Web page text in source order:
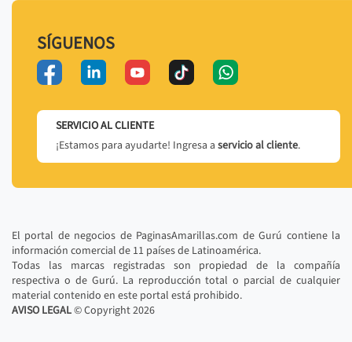
SÍGUENOS
SERVICIO AL CLIENTE
¡Estamos para ayudarte! Ingresa a servicio al cliente.
El portal de negocios de PaginasAmarillas.com de Gurú contiene la
información comercial de 11 países de Latinoamérica.
Todas las marcas registradas son propiedad de la compañía
respectiva o de Gurú. La reproducción total o parcial de cualquier
material contenido en este portal está prohibido.
AVISO LEGAL© Copyright2026